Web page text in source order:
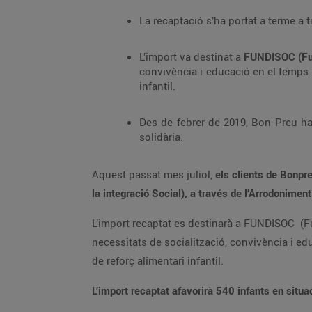
La recaptació s’ha portat a terme
L’import va destinat a FUNDISOC
convivència i educació en el
infantil.
Des de febrer de 2019, Bon Preu
solidària.
Aquest passat mes juliol, els clients de
la integració Social), a través de
L’import recaptat es destinarà a FUNDISOC
necessitats de socialització, convivència i
de reforç alimentari infantil.
L’import recaptat afavorirà 540 infants en